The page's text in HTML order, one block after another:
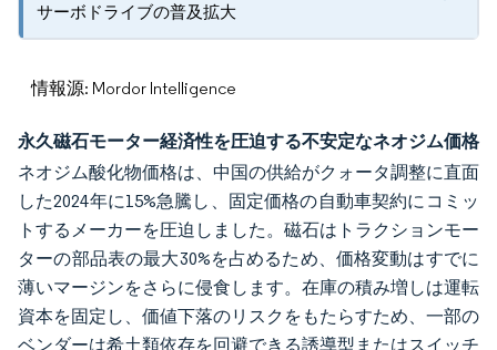
サーボドライブの普及拡大
情報源: Mordor Intelligence
永久磁石モーター経済性を圧迫する不安定なネオジム価格
ネオジム酸化物価格は、中国の供給がクォータ調整に直面
した2024年に15%急騰し、固定価格の自動車契約にコミッ
トするメーカーを圧迫しました。磁石はトラクションモー
ターの部品表の最大30%を占めるため、価格変動はすでに
薄いマージンをさらに侵食します。在庫の積み増しは運転
資本を固定し、価値下落のリスクをもたらすため、一部の
ベンダーは希土類依存を回避できる誘導型またはスイッチ